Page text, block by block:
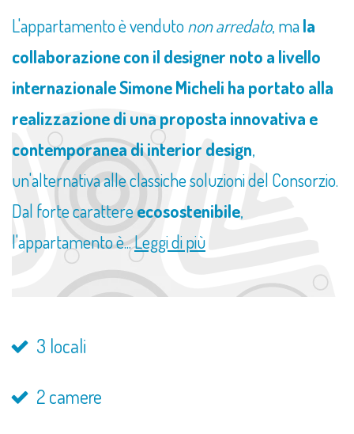
L'appartamento è vendutonon arredato, mala
collaborazione con il designer noto a livello
internazionale Simone Micheli ha portato alla
realizzazione di una proposta innovativa e
contemporanea di interior design,
un'alternativa alle classiche soluzioni del Consorzio.
Dal forte carattereecosostenibile,
l'appartamento è...Leggi di più
3 locali
2 camere